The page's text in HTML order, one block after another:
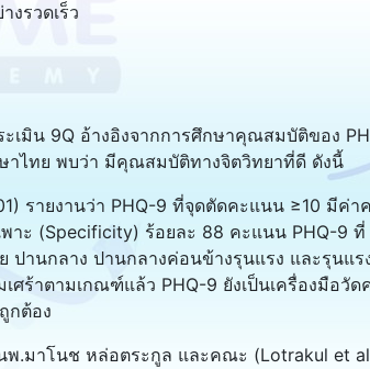
งรวดเร็ว
เมิน 9Q อ้างอิงจากการศึกษาคุณสมบัติของ
าไทย พบว่า มีคุณสมบัติทางจิตวิทยาที่ดี ดังนี้
รายงานว่า PHQ-9 ที่จุดตัดคะแนน ≥10 มีค่า
าะ (Specificity) ร้อยละ 88 คะแนน PHQ-9 ที่
ปานกลาง ปานกลางค่อนข้างรุนแรง และรุนแ
ศร้าตามเกณฑ์แล้ว PHQ-9 ยังเป็นเครื่องมือวั
กต้อง
พ.มาโนช หล่อตระกูล และคณะ (Lotrakul et